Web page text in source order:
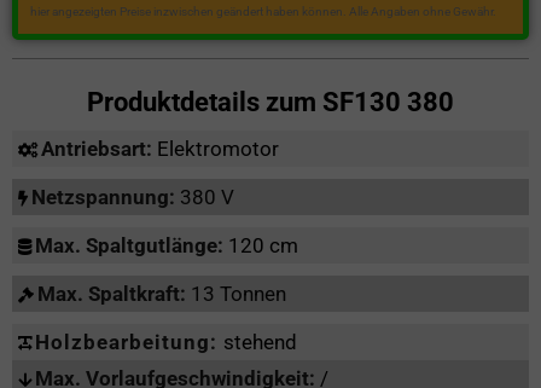
hier angezeigten Preise inzwischen geändert haben können. Alle Angaben ohne Gewähr.
Produktdetails zum SF130 380
Antriebsart: Elektromotor
Netzspannung: 380 V
Max. Spaltgutlänge: 120 cm
Max. Spaltkraft: 13 Tonnen
Holzbearbeitung: stehend
Max. Vorlaufgeschwindigkeit: /